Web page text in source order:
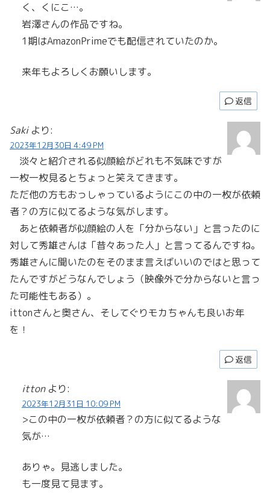
く、くにこ…。
岩澤さんの作品ですね。
1期はAmazonPrimeでも配信されていたのか。
来年もよろしくお願いします。
返信
Saki より:
2023年12月30日 4:49 PM
淡々と紹介される似顔絵がどれも不気味ですが
一枚一枚見るとちょっと笑えてきます。
ただ他の方もおっしゃっているようにこの中の一枚が依頼
者？の方に似てるような気がします。
あと依頼者が似顔絵の人を「分からない」と言ったのに
対して秀雄さんは「昔々あった人」と言ってるんですね。
秀雄さんに聞いたのをそのまま言えばいいのではと思って
たんですがどうなんでしょう（映像外で分からないと言っ
た可能性もある）。
ittonさんと奥さん、そしてぐりモカちゃんも良いお年
を！
返信
itton より:
2023年12月31日 10:09 PM
>この中の一枚が依頼者？の方に似てるような
気が…
ありゃ。見逃しました。
も一度見て見ます。